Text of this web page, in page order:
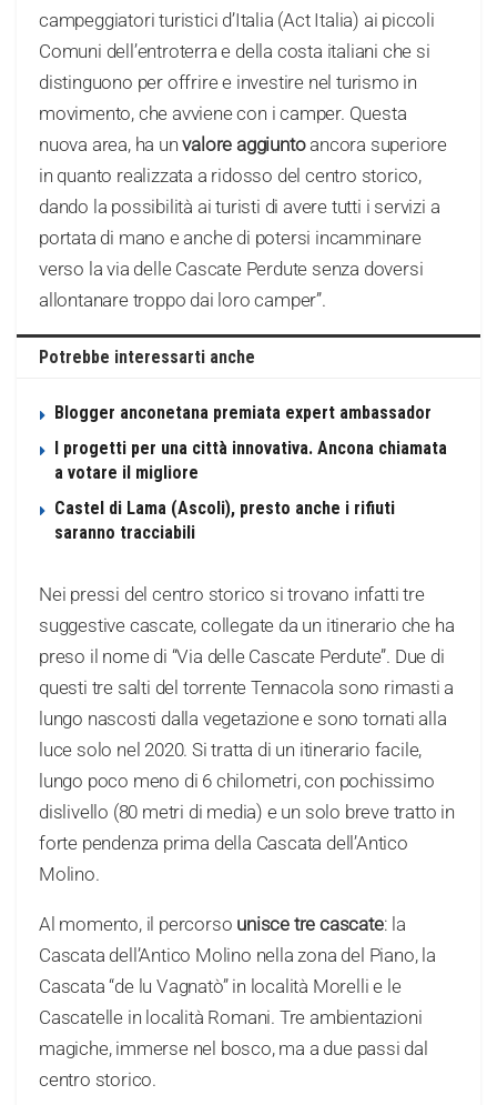
campeggiatori turistici d’Italia (Act Italia) ai piccoli
Comuni dell’entroterra e della costa italiani che si
distinguono per offrire e investire nel turismo in
movimento, che avviene con i camper. Questa
nuova area, ha unvalore aggiuntoancora superiore
in quanto realizzata a ridosso del centro storico,
dando la possibilità ai turisti di avere tutti i servizi a
portata di mano e anche di potersi incamminare
verso la via delle Cascate Perdute senza doversi
allontanare troppo dai loro camper”.
Potrebbe interessarti anche
Blogger anconetana premiata expert ambassador
I progetti per una città innovativa. Ancona chiamata
a votare il migliore
Castel di Lama (Ascoli), presto anche i rifiuti
saranno tracciabili
Nei pressi del centro storico si trovano infatti tre
suggestive cascate, collegate da un itinerario che ha
preso il nome di “Via delle Cascate Perdute”. Due di
questi tre salti del torrente Tennacola sono rimasti a
lungo nascosti dalla vegetazione e sono tornati alla
luce solo nel 2020. Si tratta di un itinerario facile,
lungo poco meno di 6 chilometri, con pochissimo
dislivello (80 metri di media) e un solo breve tratto in
forte pendenza prima della Cascata dell’Antico
Molino.
Al momento, il percorso unisce tre cascate: la
Cascata dell’Antico Molino nella zona del Piano, la
Cascata “de lu Vagnatò” in località Morelli e le
Cascatelle in località Romani. Tre ambientazioni
magiche, immerse nel bosco, ma a due passi dal
centro storico.